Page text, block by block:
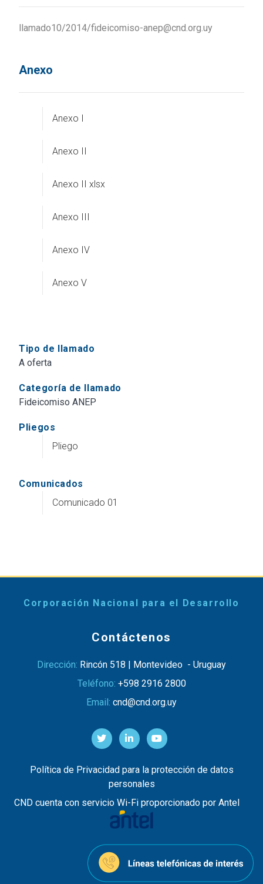
Tipo de llamado
A oferta
Categoría de llamado
Fideicomiso ANEP
Pliegos
Pliego
Comunicados
Comunicado 01
llamado10/2014/fideicomiso-anep@cnd.org.uy
Anexo
Anexo I
Anexo II
Anexo II xlsx
Anexo III
Anexo IV
Anexo V
Corporación Nacional para el Desarrollo
Contáctenos
Dirección: Rincón 518 | Montevideo - Uruguay
Teléfono: +598 2916 2800
Email: cnd@cnd.org.uy
Política de Privacidad para la protección de datos
personales
CND cuenta con servicio Wi-Fi proporcionado por Antel